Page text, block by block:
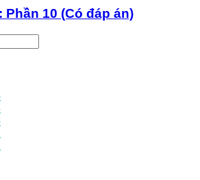
Phần 10 (Có đáp án)